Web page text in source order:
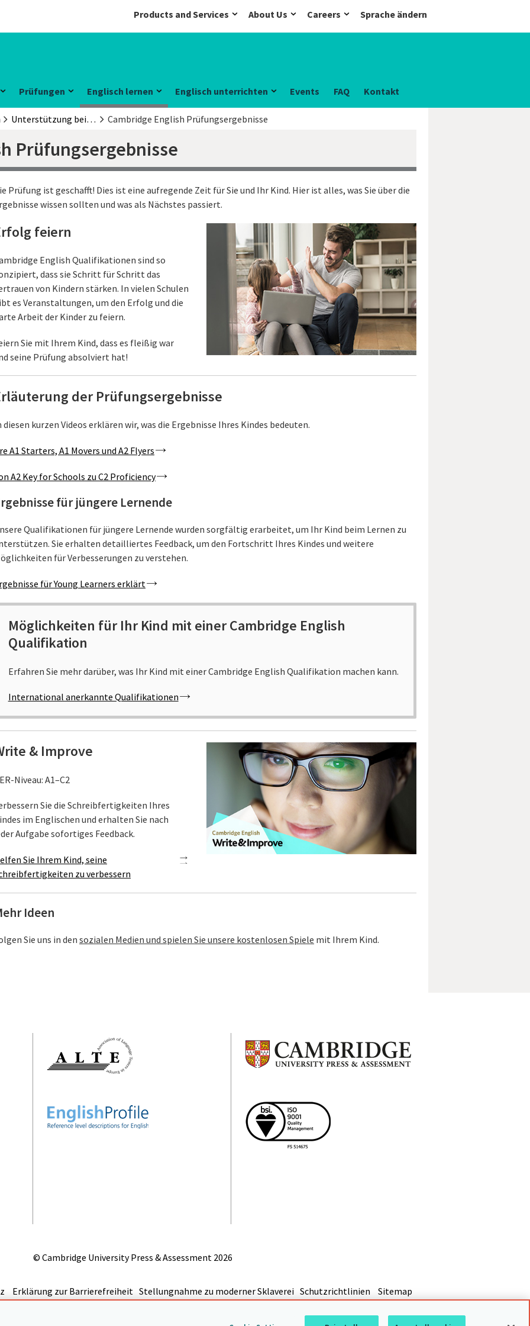
Products and Services About Us Careers Sprache ändern
Prüfungen Englisch lernen Englisch unterrichten Events FAQ Kontakt
Unterstützung beim Englischlernen Cambridge English Prüfungsergebnisse
Prüfungsergebnisse
Prüfung ist geschafft! Dies ist eine aufregende Zeit für Sie und Ihr Kind. Hier ist alles, was Sie über die
wissen sollten und was als Nächstes passiert.
feiern
English Qualifikationen sind so
dass sie Schritt für Schritt das
von Kindern stärken. In vielen Schulen
es Veranstaltungen, um den Erfolg und die
Arbeit der Kinder zu feiern.
Sie mit Ihrem Kind, dass es fleißig war
seine Prüfung absolviert hat!
der Prüfungsergebnisse
diesen kurzen Videos erklären wir, was die Ergebnisse Ihres Kindes bedeuten.
A1 Starters, A1 Movers und A2 Flyers
A2 Key for Schools zu C2 Proficiency
für jüngere Lernende
Qualifikationen für jüngere Lernende wurden sorgfältig erarbeitet, um Ihr Kind beim Lernen zu
Sie erhalten detailliertes Feedback, um den Fortschritt Ihres Kindes und weitere
für Verbesserungen zu verstehen.
für Young Learners erklärt
Möglichkeiten für Ihr Kind mit einer Cambridge English
Qualifikation
Erfahren Sie mehr darüber, was Ihr Kind mit einer Cambridge English Qualifikation machen kann.
International anerkannte Qualifikationen
& Improve
Niveau: A1–C2
Sie die Schreibfertigkeiten Ihres
im Englischen und erhalten Sie nach
Aufgabe sofortiges Feedback.
Sie Ihrem Kind, seine
zu verbessern
Ideen
Sie uns in den sozialen Medien und spielen Sie unsere kostenlosen Spiele mit Ihrem Kind.
© Cambridge University Press & Assessment 2026
Erklärung zur Barrierefreiheit Stellungnahme zu moderner Sklaverei Schutzrichtlinien Sitemap